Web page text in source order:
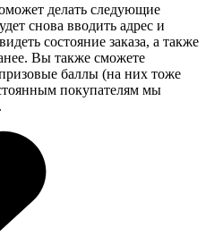
делать следующие
снова вводить адрес и
состояние заказа, а также
Вы также сможете
баллы (на них тоже
покупателям мы